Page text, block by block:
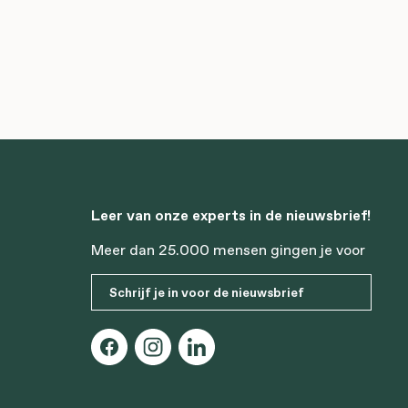
Leer van onze experts in de nieuwsbrief!
Meer dan 25.000 mensen gingen je voor
Schrijf je in voor de nieuwsbrief